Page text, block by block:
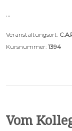
…
Veranstaltungsort:
Kursnummer: 1394
Vom